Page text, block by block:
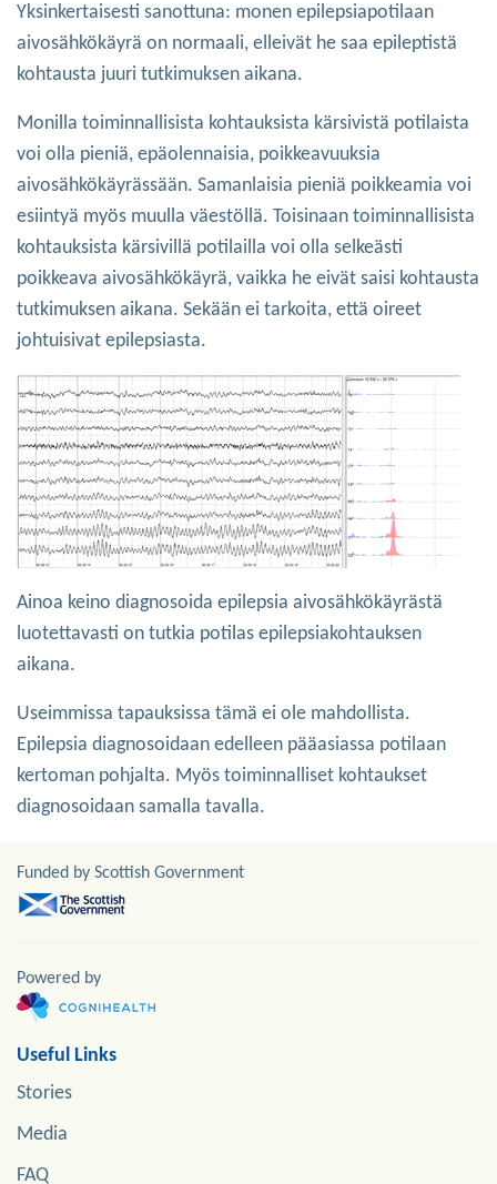
Yksinkertaisesti sanottuna: monen epilepsiapotilaan
aivosähkökäyrä on normaali, elleivät he saa epileptistä
kohtausta juuri tutkimuksen aikana.
Monilla toiminnallisista kohtauksista kärsivistä potilaista
voi olla pieniä, epäolennaisia, poikkeavuuksia
aivosähkökäyrässään. Samanlaisia pieniä poikkeamia voi
esiintyä myös muulla väestöllä. Toisinaan toiminnallisista
kohtauksista kärsivillä potilailla voi olla selkeästi
poikkeava aivosähkökäyrä, vaikka he eivät saisi kohtausta
tutkimuksen aikana. Sekään ei tarkoita, että oireet
johtuisivat epilepsiasta.
Ainoa keino diagnosoida epilepsia aivosähkökäyrästä
luotettavasti on tutkia potilas epilepsiakohtauksen
aikana.
Useimmissa tapauksissa tämä ei ole mahdollista.
Epilepsia diagnosoidaan edelleen pääasiassa potilaan
kertoman pohjalta. Myös toiminnalliset kohtaukset
diagnosoidaan samalla tavalla.
Funded by Scottish Government
Powered by
Useful Links
Stories
Media
FAQ